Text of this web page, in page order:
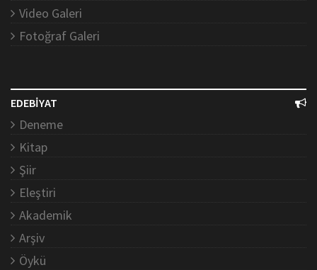
Video Galeri
Fotoğraf Galeri
EDEBİYAT
Deneme
Kitap
Şiir
Eleştiri
Akademik
Arşiv
Öykü